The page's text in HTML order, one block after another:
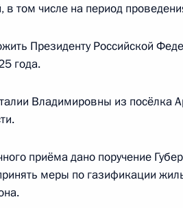
Федерации – начальник
Дмитрий Калимулин
связи
по поручению
Федеральной службы
в том числе на период
Президенту Российской
года.
Владимировны из посёлка
приёма дано поручение
меры по газификации